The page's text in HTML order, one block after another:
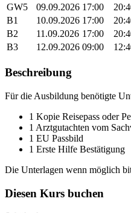
GW5
09.09.2026 17:00
B1
10.09.2026 17:00
B2
11.09.2026 17:00
B3
12.09.2026 09:00
Beschreibung
Für die Ausbildung benötigte
1 Kopie Reisepass oder
1 Arztgutachten vom
1 EU Passbild
1 Erste Hilfe Bestätigung
Die Unterlagen wenn möglich
Diesen Kurs buchen